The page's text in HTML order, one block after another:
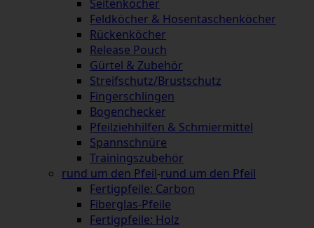
Seitenköcher
Feldköcher & Hosentaschenköcher
Rückenköcher
Release Pouch
Gürtel & Zubehör
Streifschutz/Brustschutz
Fingerschlingen
Bogenchecker
Pfeilziehhilfen & Schmiermittel
Spannschnüre
Trainingszubehör
rund um den Pfeil-rund um den Pfeil
Fertigpfeile: Carbon
Fiberglas-Pfeile
Fertigpfeile: Holz